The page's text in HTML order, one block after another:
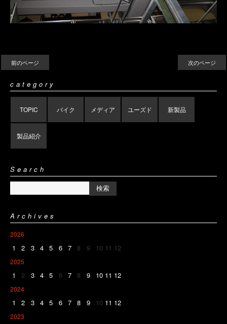
前のページ 次のページ
category
TOPIC バイク メディア ユーズド 新製品
製品紹介
Search
Archives
2026
1 2 3 4 5 6 7 8 9 10 11 12
2025
1 2 3 4 5 6 7 8 9 10 11 12
2024
1 2 3 4 5 6 7 8 9 10 11 12
2023